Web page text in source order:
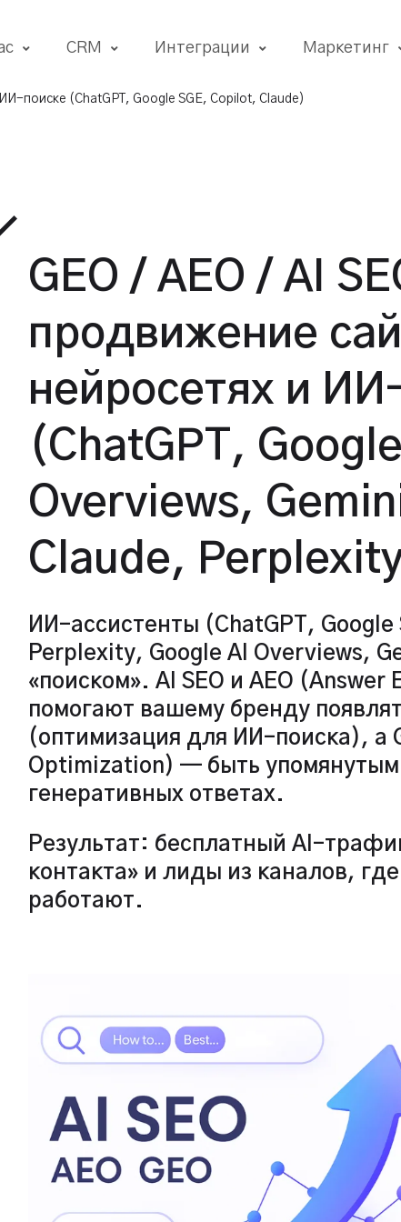
CRM Интеграции Маркетинг
поиске (ChatGPT, Google SGE, Copilot, Claude)
GEO / AEO / AI
продвижение
нейросетях и
(ChatGPT, Google
Overviews,
Claude,
ИИ-ассистенты (ChatGPT, Google
Perplexity, Google AI Overviews,
«поиском». AI SEO и AEO
помогают вашему бренду
(оптимизация для ИИ-поиска), а
Optimization) — быть
генеративных ответах.
Результат: бесплатный AI-
контакта» и лиды из каналов,
работают.